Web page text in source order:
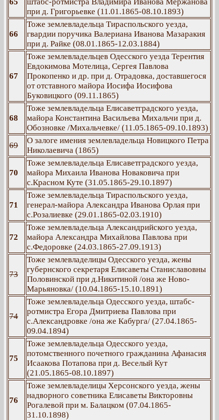
при д. Григорьевке (11.01.1865-08.10.1893)
66
Тоже землевладельца Тираспольского уезда,
гвардии поручика Валериана Иванова Мазаракия
при д. Райке (08.01.1865-12.03.1884)
67
Тоже землевладельцев Одесского уезда Терентия
Евдокимова Мотелица, Сергея Павлова
Прокопенко и др. при д. Отрадовка, доставшегося
от отставного майора Иосифа Иосифова
Буковицкого (09.11.1865)
68
Тоже землевладельца Елисаветградского уезда,
майора Константина Васильева Михальчи при д.
Обозновке /Михальчевке/ (11.05.1865-09.10.1893)
69
О залоге имения землевладельца Новицкого Петра
Николаевича (1865)
70
Тоже землевладельца Елисаветградского уезда,
майора Михаила Иванова Новаковича при
с.Красном Куте (31.05.1865-29.10.1897)
71
Тоже землевладельца Тираспольского уезда,
генерал-майора Александра Иванова Орлая при
с.Розалиевке (29.01.1865-02.03.1910)
72
Тоже землевладельца Александрийского уезда,
майора Александра Михайлова Павлова при
с.Федоровке (24.03.1865-27.09.1913)
73
Тоже землевладелицы Одесского уезда, жены
губернского секретаря Елисаветы Станиславовны
Половинской при д.Никитиной /она же Ново-
Марьяновка/ (10.04.1865-15.10.1891)
74
Тоже землевладельца Одесского уезда, штабс-
ротмистра Егора Дмитриева Павлова при
с.Александровке /она же Кабурга/ (27.04.1865-
09.04.1894)
75
Тоже землевладельца Одесского уезда,
потомственного почетного гражданина Афанасия
Исаакова Потапова при д. Веселый Кут
(21.05.1865-08.10.1897)
76
Тоже землевладелицы Херсонского уезда, жены
надворного советника Елисаветы Викторовны
Рогалевой при м. Балацком (07.04.1865-
31.10.1898)